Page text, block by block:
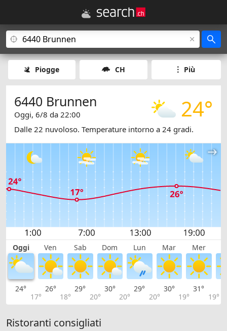
Piogge CH Più
24°
6440 Brunnen
Oggi, 6/8 da 22:00
Dalle 22 nuvoloso. Temperature intorno a 24 gradi.
Oggi Ven Sab Dom Lun Mar Mer
24°
17°
26°
18°
29°
20°
30°
20°
29°
20°
30°
19°
31°
19°
Ristoranti consigliati